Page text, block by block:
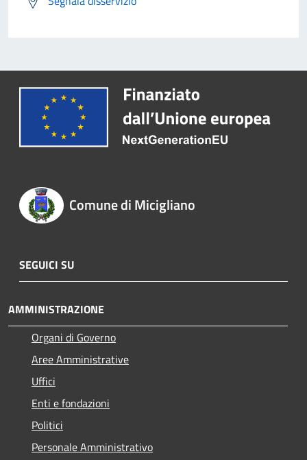
Comune di Micigliano
SEGUICI SU
AMMINISTRAZIONE
Organi di Governo
Aree Amministrative
Uffici
Enti e fondazioni
Politici
Personale Amministrativo